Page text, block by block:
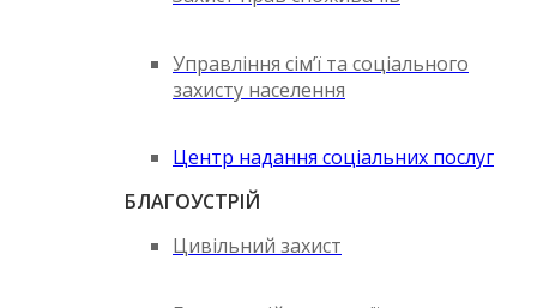
Управління сім’ї та соціального
захисту населення
Центр надання соціальних послуг
БЛАГОУСТРІЙ
Цивільний захист